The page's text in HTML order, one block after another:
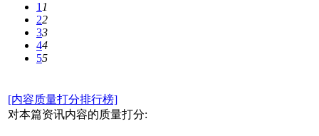
11
22
33
44
55
[内容质量打分排行榜]
对本篇资讯内容的质量打分: